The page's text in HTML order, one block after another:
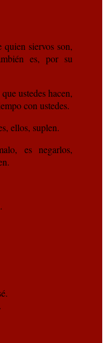
siervos son,
es, por su
ustedes hacen,
con ustedes.
ellos, suplen.
es negarlos,